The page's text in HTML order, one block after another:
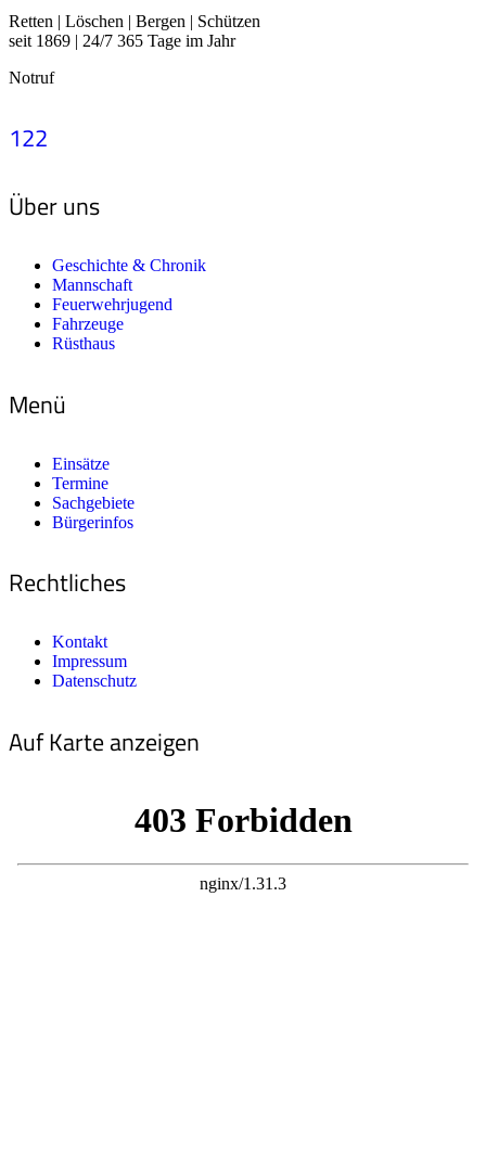
Retten | Löschen | Bergen | Schützen
seit 1869 | 24/7 365 Tage im Jahr
Notruf
122
Über uns
Geschichte & Chronik
Mannschaft
Feuerwehrjugend
Fahrzeuge
Rüsthaus
Menü
Einsätze
Termine
Sachgebiete
Bürgerinfos
Rechtliches
Kontakt
Impressum
Datenschutz
Auf Karte anzeigen